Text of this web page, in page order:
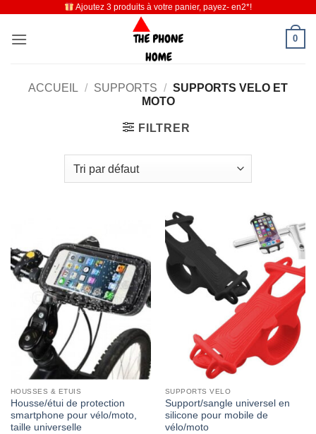
contenu
Ajoutez 3 produits à votre panier, payez- en2*!
0
ACCUEIL / SUPPORTS / SUPPORTS VELO ET
MOTO
FILTRER
HOUSSES & ETUIS
Housse/étui de protection
smartphone pour vélo/moto,
taille universelle
SUPPORTS VELO
Support/sangle universel en
silicone pour mobile de
vélo/moto